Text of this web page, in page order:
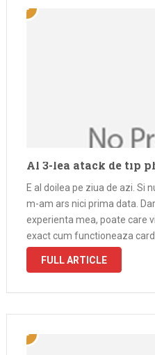
Al 3-lea atack de tip
E al doilea pe ziua de azi. Si
m-am ars nici prima data.
experienta mea, poate care
exact cum functioneaza
usor …
FULL ARTICLE